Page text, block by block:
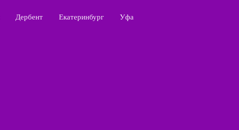
Дербент Екатеринбург Уфа